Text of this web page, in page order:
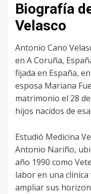
Biografía
Velasco
Antonio Cano
en A Coruña,
fijada en España,
esposa Mariana
matrimonio el 28
hijos nacidos de
Estudió Medicina
Antonio Nariño,
año 1990 como
labor en una
ampliar sus